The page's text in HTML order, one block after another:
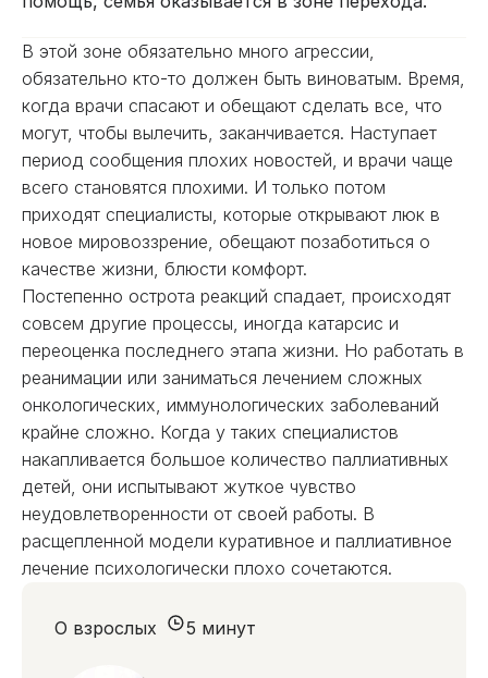
В этой зоне обязательно много агрессии,
обязательно кто-то должен быть виноватым. Время,
когда врачи спасают и обещают сделать все, что
могут, чтобы вылечить, заканчивается. Наступает
период сообщения плохих новостей, и врачи чаще
всего становятся плохими. И только потом
приходят специалисты, которые открывают люк в
новое мировоззрение, обещают позаботиться о
качестве жизни, блюсти комфорт.
Постепенно острота реакций спадает, происходят
совсем другие процессы, иногда катарсис и
переоценка последнего этапа жизни. Но работать в
реанимации или заниматься лечением сложных
онкологических, иммунологических заболеваний
крайне сложно. Когда у таких специалистов
накапливается большое количество паллиативных
детей, они испытывают жуткое чувство
неудовлетворенности от своей работы. В
расщепленной модели куративное и паллиативное
лечение психологически плохо сочетаются.
О взрослых 5 минут